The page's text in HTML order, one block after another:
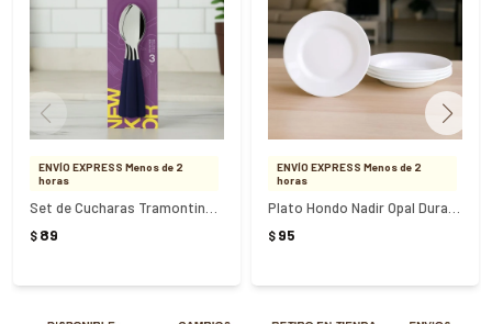
ENVÍO EXPRESS Menos de 2
horas
$ 89
ENVÍO EXPRESS Menos de 2
horas
$ 95